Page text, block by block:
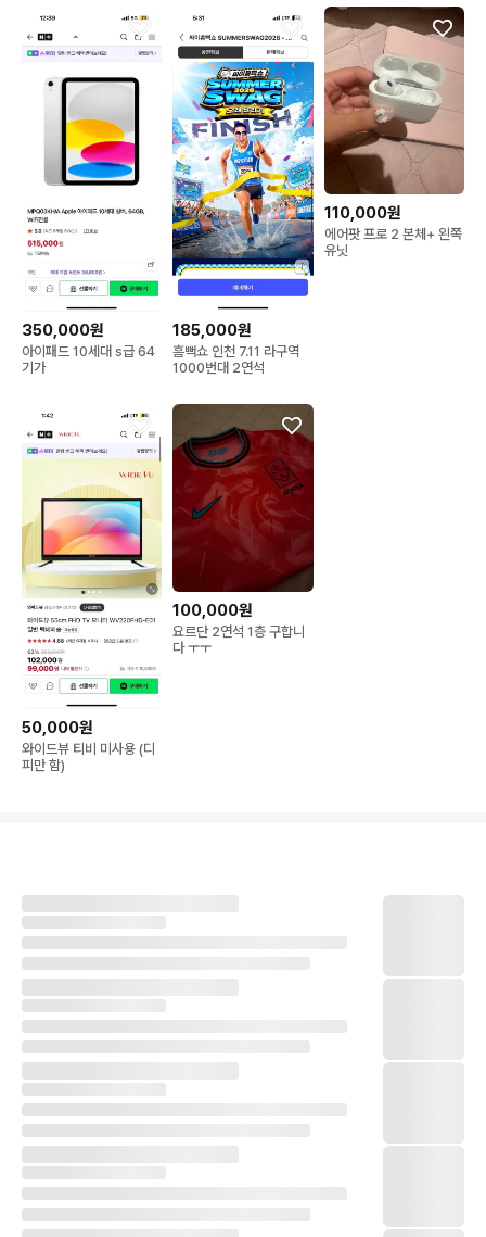
350,000원
아이패드 10세대 s급 64
기가
185,000원
흠뻑쇼 인천 7.11 라구역
1000번대 2연석
110,000원
에어팟 프로 2 본체+ 왼쪽
유닛
50,000원
와이드뷰 티비 미사용 (디
피만 함)
100,000원
요르단 2연석 1층 구합니
다 ㅜㅜ